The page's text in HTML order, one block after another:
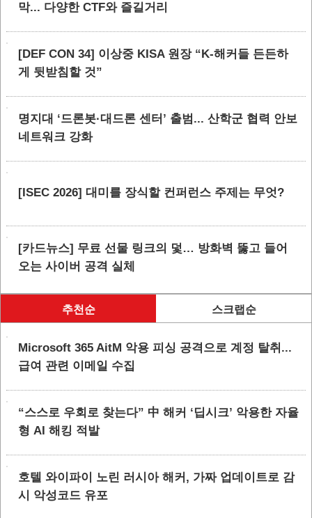
막... 다양한 CTF와 즐길거리
[DEF CON 34] 이상중 KISA 원장 “K-해커들 든든하
게 뒷받침할 것”
명지대 ‘드론봇·대드론 센터’ 출범... 산학군 협력 안보
네트워크 강화
[ISEC 2026] 대미를 장식할 컨퍼런스 주제는 무엇?
[카드뉴스] 무료 선물 링크의 덫… 방화벽 뚫고 들어
오는 사이버 공격 실체
추천순 스크랩순
Microsoft 365 AitM 악용 피싱 공격으로 계정 탈취...
급여 관련 이메일 수집
“스스로 우회로 찾는다” 中 해커 ‘딥시크’ 악용한 자율
형 AI 해킹 적발
호텔 와이파이 노린 러시아 해커, 가짜 업데이트로 감
시 악성코드 유포